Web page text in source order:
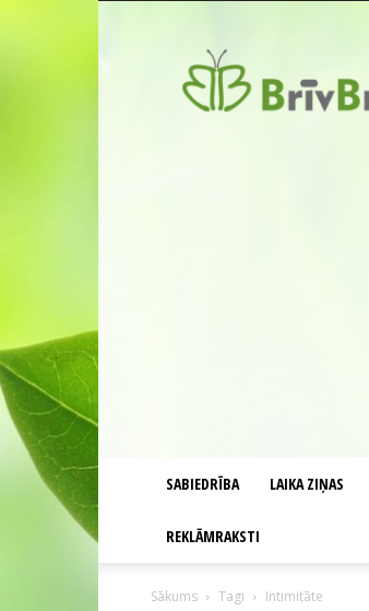
SABIEDRĪBA LAIKA ZIŅAS
REKLĀMRAKSTI
Sākums Tagi Intimitāte